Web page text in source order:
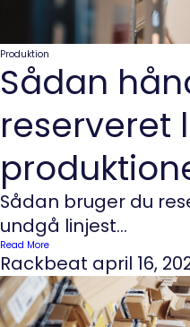
Produktion
Sådan
reserveret
Sådan bruger du
undgå linjest...
Read More
Rackbeat april 16,